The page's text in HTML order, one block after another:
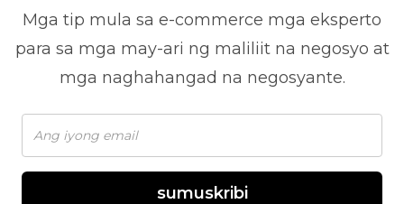
Mga tip mula sa e-commerce mga eksperto
para sa mga may-ari ng maliliit na negosyo at
mga naghahangad na negosyante.
sumuskribi